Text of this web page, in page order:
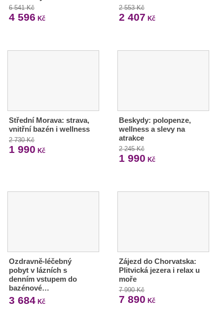
6 541 Kč
4 596 Kč
2 553 Kč
2 407 Kč
Střední Morava: strava,
vnitřní bazén i wellness
2 730 Kč
1 990 Kč
Beskydy: polopenze,
wellness a slevy na
atrakce
2 245 Kč
1 990 Kč
Ozdravně-léčebný
pobyt v lázních s
denním vstupem do
bazénové…
3 684 Kč
Zájezd do Chorvatska:
Plitvická jezera i relax u
moře
7 990 Kč
7 890 Kč